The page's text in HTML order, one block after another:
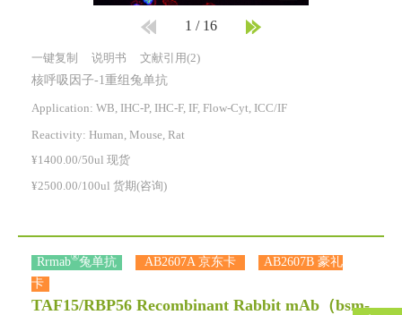
1 / 16
一键复制 说明书 文献引用(2)
核呼吸因子-1重组兔单抗
Application: WB, IHC-P, IHC-F, IF, Flow-Cyt, ICC/IF
Reactivity: Human, Mouse, Rat
¥1400.00/50ul 现货
¥2500.00/100ul 货期(咨询)
Rrmab®兔单抗 AB2607A 京东卡
AB2607B 豪礼
卡
TAF15/RBP56 Recombinant Rabbit mAb （bsm-